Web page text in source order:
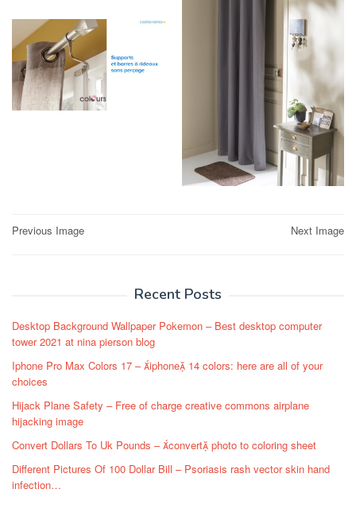
Post
Previous Image Next Image
Recent Posts
Desktop Background Wallpaper Pokemon – Best desktop computer
tower 2021 at nina pierson blog
Iphone Pro Max Colors 17 – iphone 14 colors: here are all of your
choices
Hijack Plane Safety – Free of charge creative commons airplane
hijacking image
Convert Dollars To Uk Pounds – convert photo to coloring sheet
Different Pictures Of 100 Dollar Bill – Psoriasis rash vector skin hand
infection…